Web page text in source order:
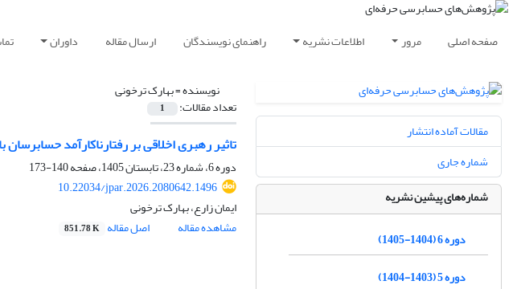
صفحه اصلی مرور اطلاعات نشریه راهنمای نویسندگان ارسال مقاله داوران
نویسنده =بهارک ترخونی
تعداد مقالات: 1
تاثیر رهبری اخلاقی بر رفتارناکارآمد
دوره 6، شماره 23، تابستان 1405، صفحه
140-173
10.22034/jpar.2026.2080642.1496
ایمان زارع، بهارک ترخونی
مشاهده مقاله
اصل مقاله 851.78 K
مقالات آماده انتشار
شماره جاری
شماره‌های پیشین نشریه
دوره 6 (1404-1405)
دوره 5 (1403-1404)